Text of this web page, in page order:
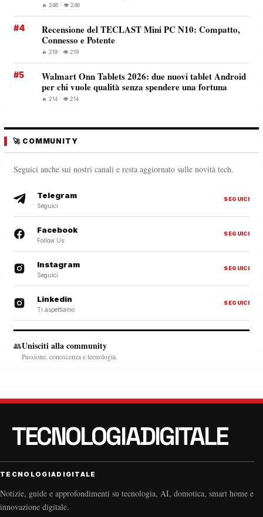
🔥 246 · 👁️ 246
#4
Recensione del TECLAST Mini PC N10: Compatto,
Connesso e Potente
🔥 219 · 👁️ 219
#5
Walmart Onn Tablets 2026: due nuovi tablet Android
per chi vuole qualità senza spendere una fortuna
🔥 214 · 👁️ 214
🚀 COMMUNITY
Seguici anche sui nostri canali e resta aggiornato sulle novità tech.
Telegram
Seguici
SEGUICI
Facebook
Follow Us
SEGUICI
Instagram
Seguici
SEGUICI
Linkedin
Ti aspettiamo
SEGUICI
👥Unisciti alla community
Passione, conoscenza e tecnologia.
TECNOLOGIADIGITALE
Notizie, guide e approfondimenti su tecnologia, AI, domotica, smart home e
innovazione digitale.